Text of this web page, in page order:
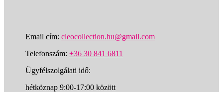
Email cím:cleocollection.hu@gmail.com
Telefonszám:+36 30 841 6811
Ügyfélszolgálati idő:
hétköznap 9:00-17:00 között